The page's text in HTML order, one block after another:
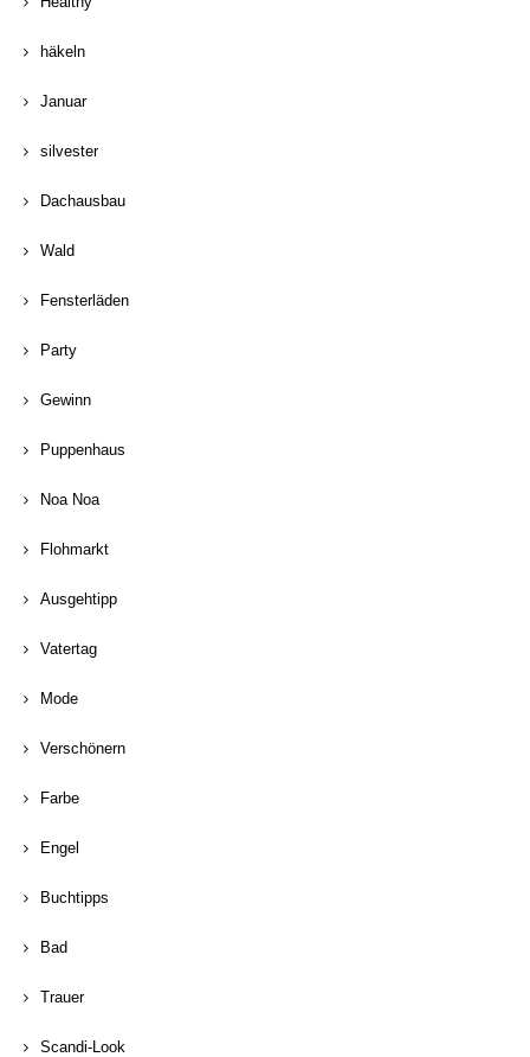
häkeln
Januar
silvester
Dachausbau
Wald
Fensterläden
Party
Gewinn
Puppenhaus
Noa Noa
Flohmarkt
Ausgehtipp
Vatertag
Mode
Verschönern
Farbe
Engel
Buchtipps
Bad
Trauer
Scandi-Look